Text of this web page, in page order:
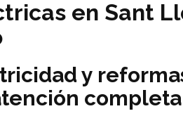
en Sant
y
completa